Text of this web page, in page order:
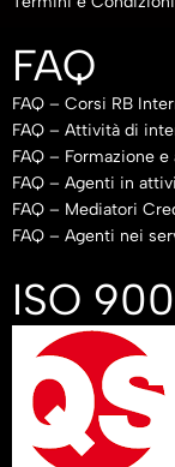
FAQ
FAQ – Corsi RB
FAQ – Attività di
FAQ – Formazione
FAQ – Agenti in
FAQ – Mediatori
FAQ – Agenti nei
ISO